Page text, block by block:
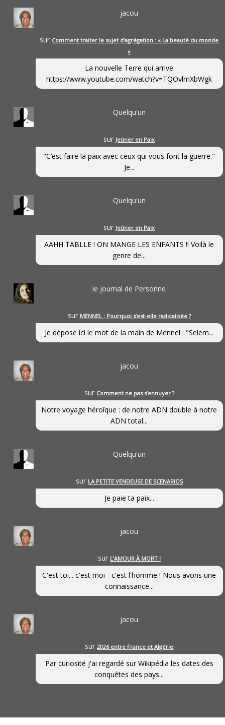
jacou
sur Comment traiter le sujet d’agrégation : « La beauté du monde
»
La nouvelle Terre qui arrive
https://www.youtube.com/watch?v=TQOvlmXbWgk
Quelqu'un
sur Jeûner en Paix
"C’est faire la paix avec ceux qui vous font la guerre."
Je...
Quelqu'un
sur Jeûner en Paix
AAHH TABLLE ! ON MANGE LES ENFANTS !! Voilà le
genre de...
le journal de Personne
sur MENNEL : Pourquoi s’est-elle radicalisée ?
Je dépose ici le mot de la main de Mennel : "Selem...
jacou
sur Comment ne pas s’ennuyer ?
Notre voyage héroîque : de notre ADN double à notre
ADN total...
Quelqu'un
sur LA PETITE VENDEUSE DE SCENARIOS
Je paie ta paix...
jacou
sur L’AMOUR À MORT !
C'est toi... c'est moi - c'est l'homme ! Nous avons une
connaissance...
jacou
sur2026 entre France et Algérie
Par curiosité j'ai regardé sur Wikipédia les dates des
conquêtes des pays...